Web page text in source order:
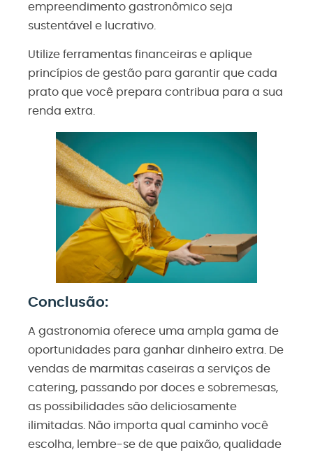
empreendimento gastronômico seja
sustentável e lucrativo.
Utilize ferramentas financeiras e aplique
princípios de gestão para garantir que cada
prato que você prepara contribua para a sua
renda extra.
Conclusão:
A gastronomia oferece uma ampla gama de
oportunidades para ganhar dinheiro extra. De
vendas de marmitas caseiras a serviços de
catering, passando por doces e sobremesas,
as possibilidades são deliciosamente
ilimitadas. Não importa qual caminho você
escolha, lembre-se de que paixão, qualidade